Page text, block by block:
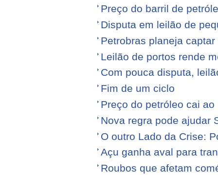
Preço do barril de
Disputa em leilão de
Petrobras planeja
Leilão de portos rende
Com pouca disputa,
Fim de um ciclo
Preço do petróleo cai
Nova regra pode ajudar
O outro Lado da Crise:
Açu ganha aval para
Roubos que afetam